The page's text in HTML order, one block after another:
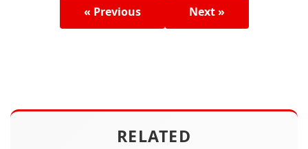
« Previous Next »
RELATED